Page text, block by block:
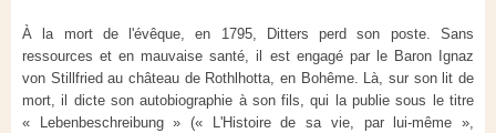
À la mort de l'évêque, en 1795, Ditters perd son poste. Sans
ressources et en mauvaise santé, il est engagé par le Baron Ignaz
von Stillfried au château de Rothlhotta, en Bohême. Là, sur son lit de
mort, il dicte son autobiographie à son fils, qui la publie sous le titre
« Lebenbeschreibung » (« L'Histoire de sa vie, par lui-même »,